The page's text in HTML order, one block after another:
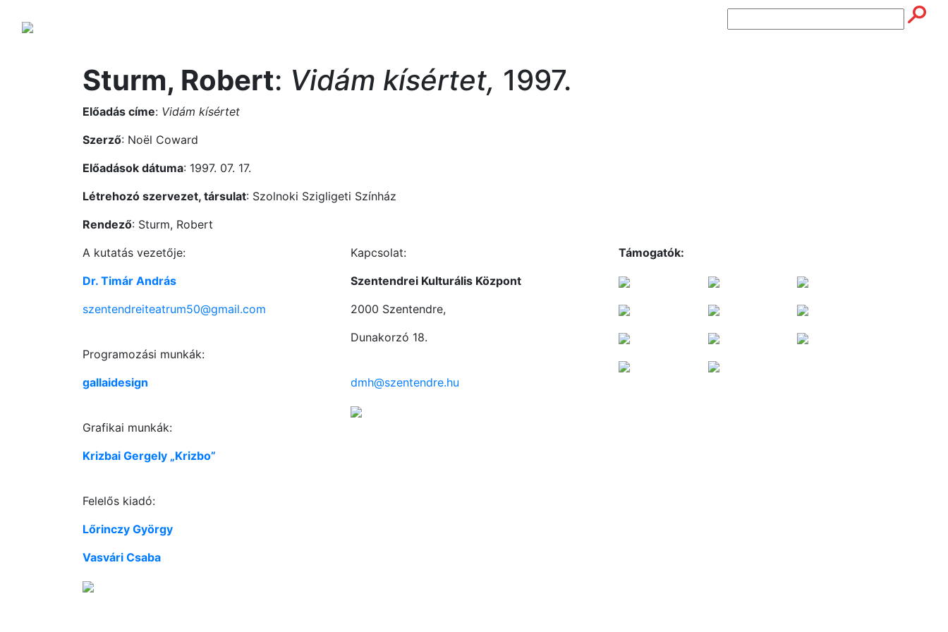
Sturm, Robert: Vidám kísértet, 1997.
Előadás címe: Vidám kísértet
Szerző: Noël Coward
Előadások dátuma: 1997. 07. 17.
Létrehozó szervezet, társulat: Szolnoki Szigligeti Színház
Rendező: Sturm, Robert
A kutatás vezetője:
Dr. Timár András
szentendreiteatrum50@gmail.com
Programozási munkák:
gallaidesign
Grafikai munkák:
Krizbai Gergely „Krizbo”
Felelős kiadó:
Lőrinczy György
Vasvári Csaba
Kapcsolat:
Szentendrei Kulturális Központ
2000 Szentendre,
Dunakorzó 18.
dmh@szentendre.hu
Támogatók: